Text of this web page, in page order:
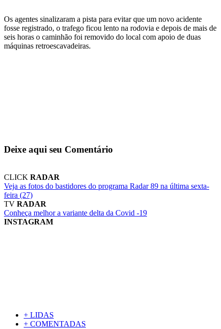
Os agentes sinalizaram a pista para evitar que um novo acidente
fosse registrado, o trafego ficou lento na rodovia e depois de mais de
seis horas o caminhão foi removido do local com apoio de duas
máquinas retroescavadeiras.
Deixe aqui seu Comentário
CLICK RADAR
Veja as fotos do bastidores do programa Radar 89 na última sexta-
feira (27)
TV RADAR
Conheça melhor a variante delta da Covid -19
INSTAGRAM
+ LIDAS
+ COMENTADAS